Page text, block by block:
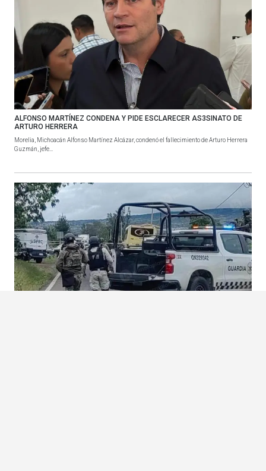
ALFONSO MARTÍNEZ CONDENA Y PIDE ESCLARECER AS3SINATO DE
ARTURO HERRERA
Morelia, Michoacán Alfonso Martínez Alcázar, condenó el fallecimiento de Arturo Herrera
Guzmán, jefe...